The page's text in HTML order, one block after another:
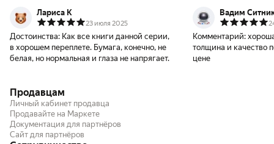
Лариса К
23 июля 2025
Достоинства: Как все книги данной серии,
в хорошем переплете. Бумага, конечно, не
белая, но нормальная и глаза не напрягает.
Вадим
Комментарий:
толщина и качество
цене
Продавцам
Личный кабинет продавца
Продавайте на Маркете
Документация для партнёров
Сайт для партнёров